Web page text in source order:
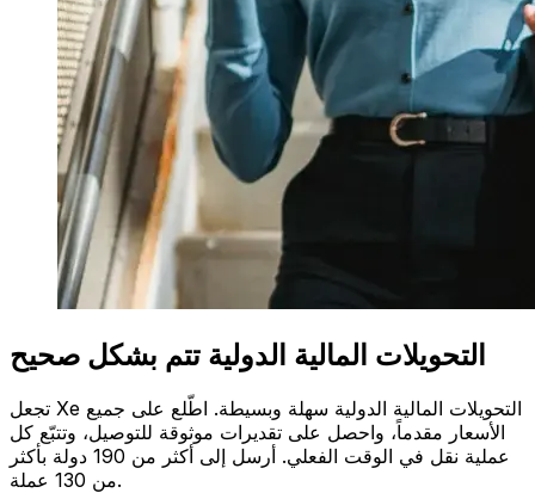
التحويلات المالية الدولية تتم بشكل صحيح
تجعل Xe التحويلات المالية الدولية سهلة وبسيطة. اطّلع على جميع
الأسعار مقدماً، واحصل على تقديرات موثوقة للتوصيل، وتتبّع كل
عملية نقل في الوقت الفعلي. أرسل إلى أكثر من 190 دولة بأكثر
من 130 عملة.